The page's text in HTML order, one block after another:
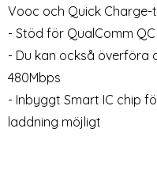
Vooc och Quick Charge-
- Stöd för QualComm
- Du kan också överföra
480Mbps
- Inbyggt Smart IC chip
laddning möjligt